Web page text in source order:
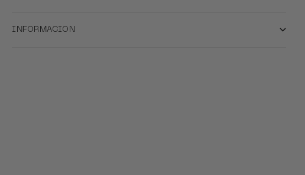
INFORMACION